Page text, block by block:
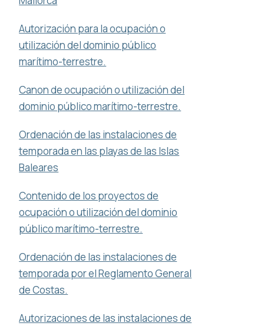
Autorización para la ocupación o
utilización del dominio público
marítimo-terrestre.
Canon de ocupación o utilización del
dominio público marítimo-terrestre.
Ordenación de las instalaciones de
temporada en las playas de las Islas
Baleares
Contenido de los proyectos de
ocupación o utilización del dominio
público marítimo-terrestre.
Ordenación de las instalaciones de
temporada por el Reglamento General
de Costas.
Autorizaciones de las instalaciones de